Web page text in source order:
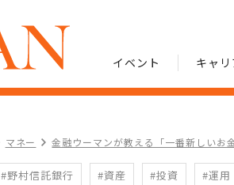
イベント キャリ
マネー 金融ウーマンが教える「一番新しいお
#野村信託銀行 #資産 #投資 #運用